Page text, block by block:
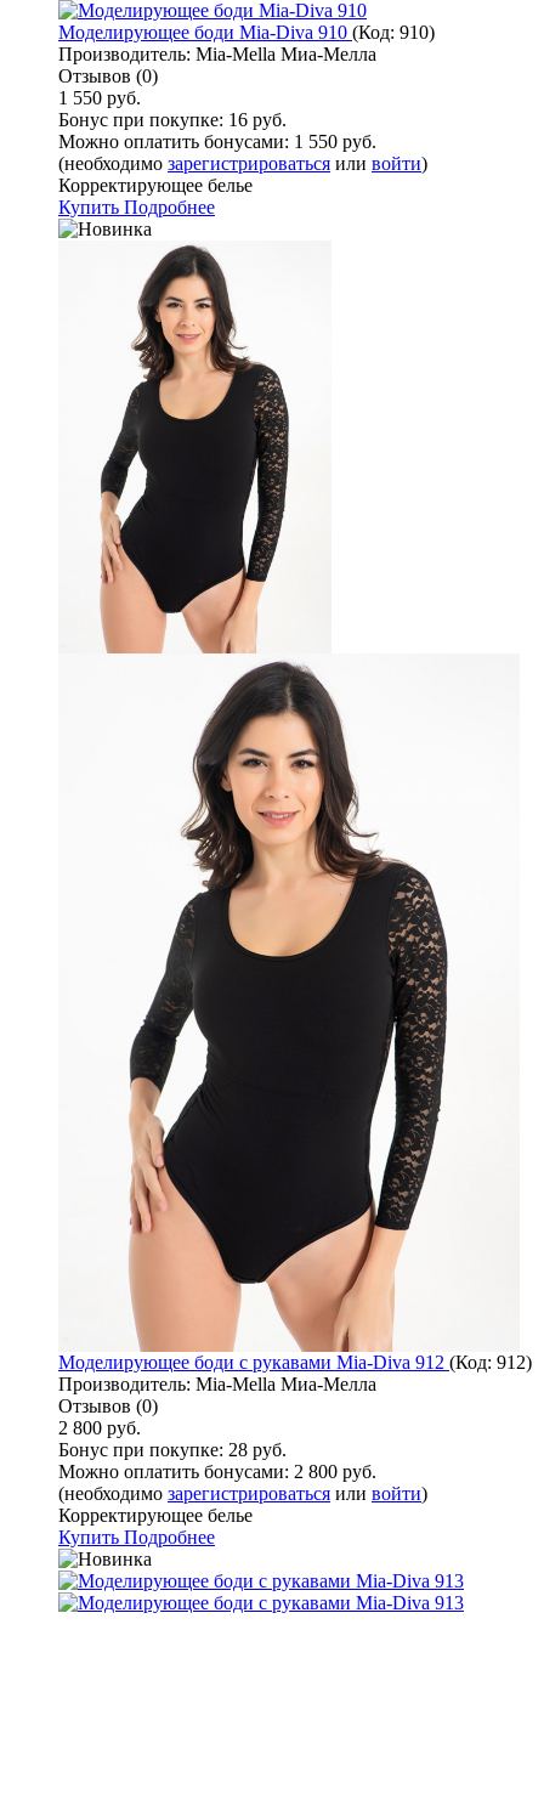
Моделирующее боди Mia-Diva 910 (Код: 910)
Производитель: Mia-Mella Миа-Мелла
Отзывов (0)
1 550 руб.
Бонус при покупке: 16 руб.
Можно оплатить бонусами: 1 550 руб.
(необходимо зарегистрироваться или войти)
Корректирующее белье
Купить Подробнее
Моделирующее боди с рукавами Mia-Diva 912 (Код: 912)
Производитель: Mia-Mella Миа-Мелла
Отзывов (0)
2 800 руб.
Бонус при покупке: 28 руб.
Можно оплатить бонусами: 2 800 руб.
(необходимо зарегистрироваться или войти)
Корректирующее белье
Купить Подробнее